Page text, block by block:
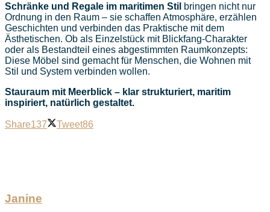
Schränke und Regale im maritimen Stil bringen nicht nur
Ordnung in den Raum – sie schaffen Atmosphäre, erzählen
Geschichten und verbinden das Praktische mit dem
Ästhetischen. Ob als Einzelstück mit Blickfang-Charakter
oder als Bestandteil eines abgestimmten Raumkonzepts:
Diese Möbel sind gemacht für Menschen, die Wohnen mit
Stil und System verbinden wollen.
Stauraum mit Meerblick – klar strukturiert, maritim
inspiriert, natürlich gestaltet.
Share137 Tweet86
Janine